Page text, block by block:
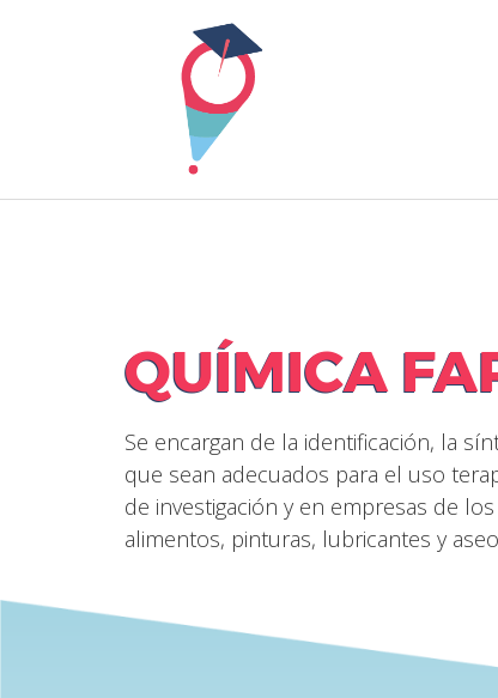
QUÍMICA
Se encargan de la identificación, la
que sean adecuados para el uso
de investigación y en empresas de
alimentos, pinturas, lubricantes y